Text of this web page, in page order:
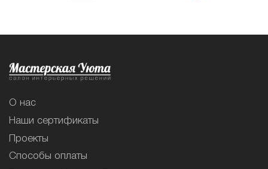
О нас
Наши сертификаты
Проекты
Способы оплаты